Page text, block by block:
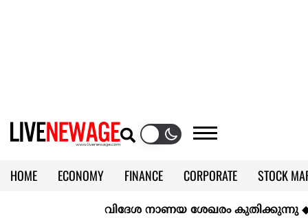
HOME ECONOMY FINANCE CORPORATE
STOCK
KERALA @70
വിദേശ നാണയ ശേഖരം കുതിക്കുന്നു◆